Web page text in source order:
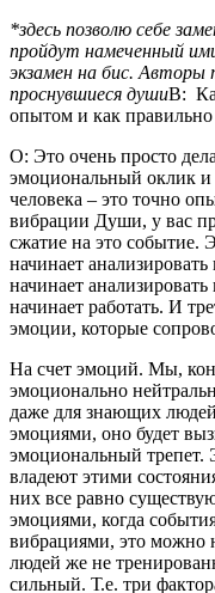
*здесь позволю себе
пройдут намеченный
экзамен на бис.
проснувшиеся душиВ:
опытом и как
О: Это очень просто
эмоциональный оклик и
человека – это точно
вибрации Души, у вас
сжатие на это событие.
начинает
начинает
начинает работать. И
эмоции, которые
На счет эмоций. Мы,
эмоционально
даже для знающих
эмоциями, оно будет
эмоциональный трепет.
владеют этими
них все равно
эмоциями, когда
вибрациями, это можно
людей же не
сильный. Т.е. три